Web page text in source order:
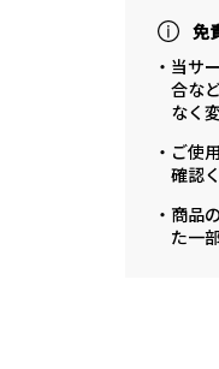
免
・当サ
合な
なく
・ご使
確認
・商品
た一